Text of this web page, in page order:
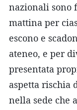
nazionali sono
mattina per
escono e
ateneo, e per
presentata
aspetta rischia
nella sede che